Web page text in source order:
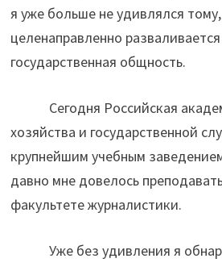
я уже больше не удивлялся
целенаправленно
государственная общность.
Сегодня Российская
хозяйства и государственной
крупнейшим учебным
давно мне довелось
факультете журналистики.
Уже без удивления я